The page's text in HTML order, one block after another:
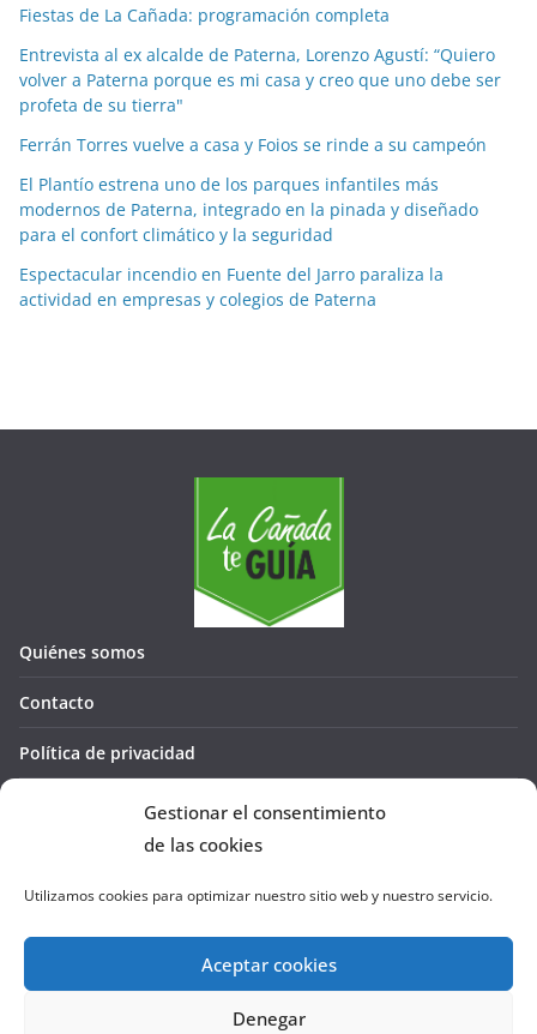
Gestionar el consentimiento
de las cookies
Utilizamos cookies para optimizar nuestro sitio web y nuestro servicio.
Aceptar cookies
Denegar
o
m
e
s
Fiestas de La Cañada: programación completa
Entrevista al ex alcalde de Paterna, Lorenzo Agustí: “Quiero
volver a Paterna porque es mi casa y creo que uno debe ser
profeta de su tierra"
Ferrán Torres vuelve a casa y Foios se rinde a su campeón
El Plantío estrena uno de los parques infantiles más
modernos de Paterna, integrado en la pinada y diseñado
para el confort climático y la seguridad
Espectacular incendio en Fuente del Jarro paraliza la
actividad en empresas y colegios de Paterna
Quiénes somos
Contacto
Política de privacidad
Política de cookies (UE)
La Cañada te GUÍA